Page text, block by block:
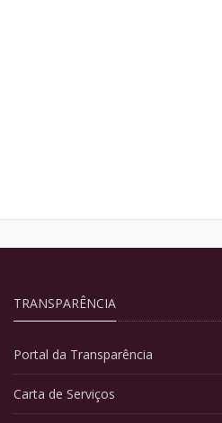
TRANSPARÊNCIA
Portal da Transparência
Carta de Serviços